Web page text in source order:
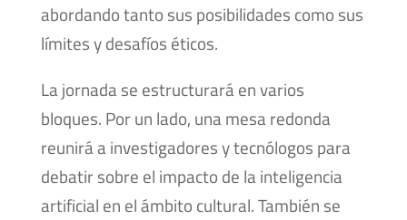
abordando tanto sus posibilidades como sus
límites y desafíos éticos.
La jornada se estructurará en varios
bloques. Por un lado, una mesa redonda
reunirá a investigadores y tecnólogos para
debatir sobre el impacto de la inteligencia
artificial en el ámbito cultural. También se